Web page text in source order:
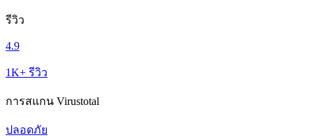
รีวิว
4.9
1K+ รีวิว
การสแกน Virustotal
ปลอดภัย